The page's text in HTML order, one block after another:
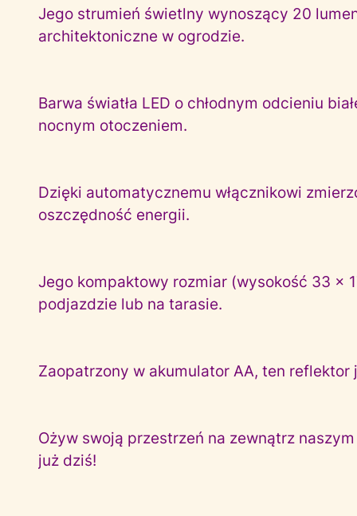
Jego strumień świetlny wynoszący 20
architektoniczne w ogrodzie.
Barwa światła LED o chłodnym odcieniu
nocnym otoczeniem.
Dzięki automatycznemu włącznikowi
oszczędność energii.
Jego kompaktowy rozmiar (wysokość 33 x
podjazdzie lub na tarasie.
Zaopatrzony w akumulator AA, ten
Ożyw swoją przestrzeń na zewnątrz
już dziś!